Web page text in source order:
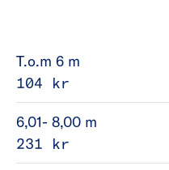
T.o.m 6 m
104 kr
6,01- 8,00 m
231 kr